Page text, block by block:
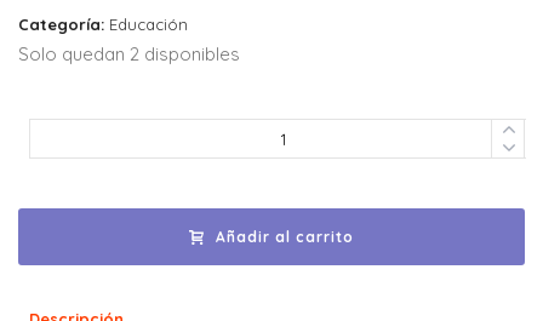
Categoría: Educación
Solo quedan 2 disponibles
Añadir al carrito